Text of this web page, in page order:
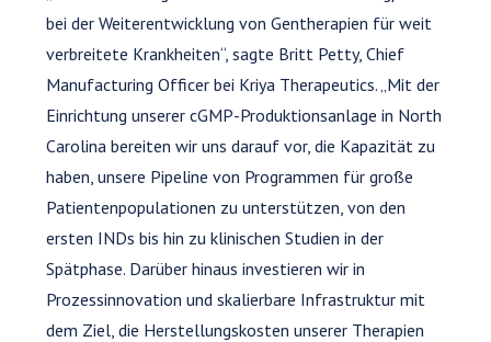
bei der Weiterentwicklung von Gentherapien für weit
verbreitete Krankheiten“, sagte Britt Petty, Chief
Manufacturing Officer bei Kriya Therapeutics. „Mit der
Einrichtung unserer cGMP-Produktionsanlage in North
Carolina bereiten wir uns darauf vor, die Kapazität zu
haben, unsere Pipeline von Programmen für große
Patientenpopulationen zu unterstützen, von den
ersten INDs bis hin zu klinischen Studien in der
Spätphase. Darüber hinaus investieren wir in
Prozessinnovation und skalierbare Infrastruktur mit
dem Ziel, die Herstellungskosten unserer Therapien